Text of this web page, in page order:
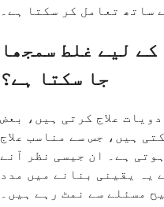
ساتھ تعامل کر سکتا ہے۔
کے لیے غلط سمجھا
جا سکتا ہے؟
علاج کرتی ہیں، بعض
ہیں، جس سے مناسب علاج
ہے۔ ان جیسی نظر آنے
یہ یقینی بنانے میں مدد
مسئلے سے نمٹ رہے ہیں۔